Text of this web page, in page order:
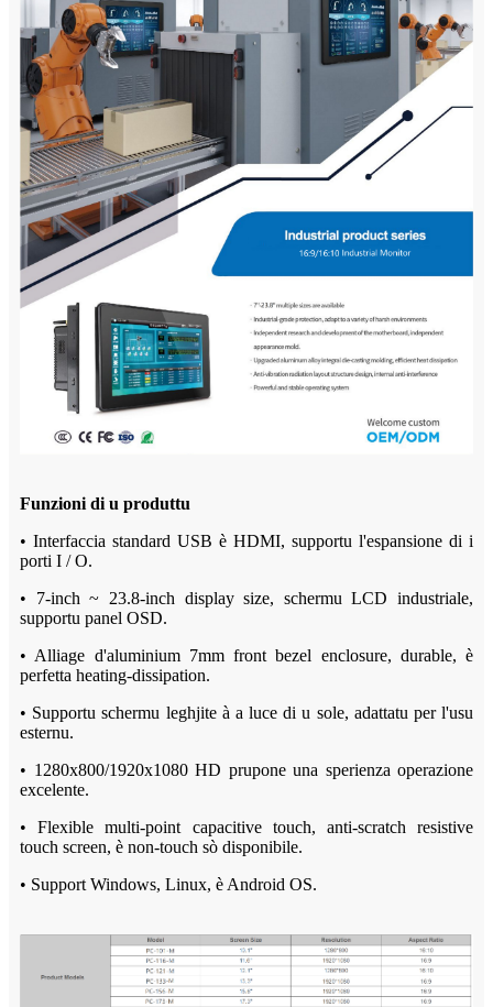
Funzioni di u produttu
• Interfaccia standard USB è HDMI, supportu l'espansione di i
porti I / O.
• 7-inch ~ 23.8-inch display size, schermu LCD industriale,
supportu panel OSD.
• Alliage d'aluminium 7mm front bezel enclosure, durable, è
perfetta heating-dissipation.
• Supportu schermu leghjite à a luce di u sole, adattatu per l'usu
esternu.
• 1280x800/1920x1080 HD prupone una sperienza operazione
excelente.
• Flexible multi-point capacitive touch, anti-scratch resistive
touch screen, è non-touch sò disponibile.
• Support Windows, Linux, è Android OS.